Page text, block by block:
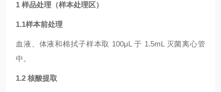
1 样品处理（样本处理区）
1.1样本前处理
血液、体液和棉拭子样本取 100μL 于 1.5mL 灭菌离心管
中。
1.2 核酸提取